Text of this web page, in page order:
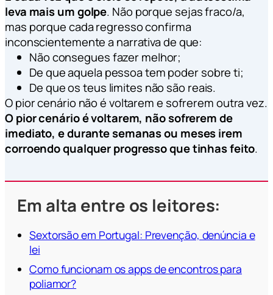
leva mais um golpe. Não porque sejas fraco/a,
mas porque cada regresso confirma
inconscientemente a narrativa de que:
Não consegues fazer melhor;
De que aquela pessoa tem poder sobre ti;
De que os teus limites não são reais.
O pior cenário não é voltarem e sofrerem outra vez.
O pior cenário é voltarem, não sofrerem de
imediato, e durante semanas ou meses irem
corroendo qualquer progresso que tinhas feito.
Em alta entre os leitores:
Sextorsão em Portugal: Prevenção, denúncia e
lei
Como funcionam os apps de encontros para
poliamor?